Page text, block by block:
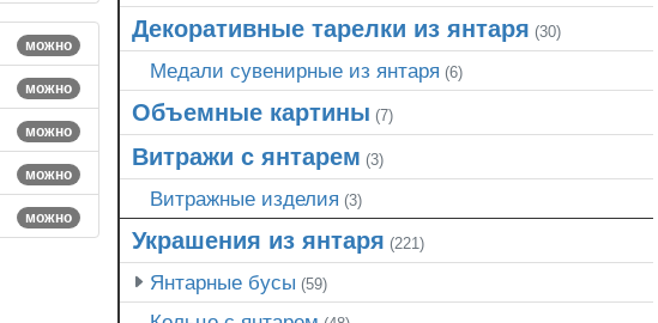
можно
можно
можно
можно
можно
Декоративные тарелки из янтаря (30)
Медали сувенирные из янтаря (6)
Объемные картины (7)
Витражи с янтарем (3)
Витражные изделия (3)
Украшения из янтаря (221)
Янтарные бусы (59)